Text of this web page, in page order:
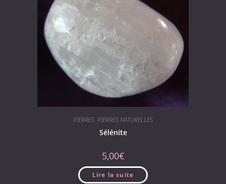
PIERRES PIERRES NATURELLES
Sélénite
5,00€
Lire la suite